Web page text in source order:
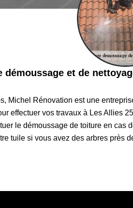
démoussage et de
Michel Rénovation est une
effectuer vos travaux à Les Allies
le démoussage de toiture en cas
tuile si vous avez des arbres près